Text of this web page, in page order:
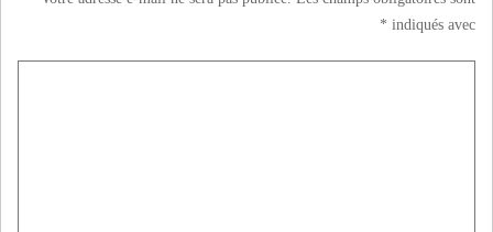
indiqués avec
*